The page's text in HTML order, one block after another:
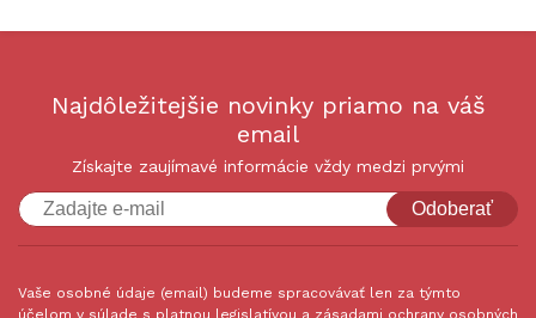
Najdôležitejšie novinky priamo na váš
email
Získajte zaujímavé informácie vždy medzi prvými
Odoberať
Vaše osobné údaje (email) budeme spracovávať len za týmto
účelom v súlade s platnou legislatívou a zásadami ochrany osobných